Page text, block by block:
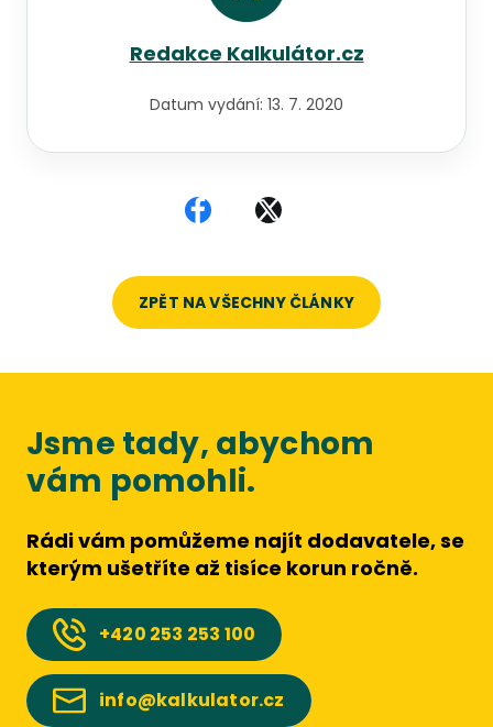
Redakce Kalkulátor.cz
Datum vydání: 13. 7. 2020
Sdílet na Facebooku
Sdílet na X
ZPĚT NA VŠECHNY ČLÁNKY
Jsme tady, abychom
vám pomohli.
Rádi vám pomůžeme najít dodavatele, se
kterým ušetříte až tisíce korun ročně.
+420 253 253 100
info@kalkulator.cz